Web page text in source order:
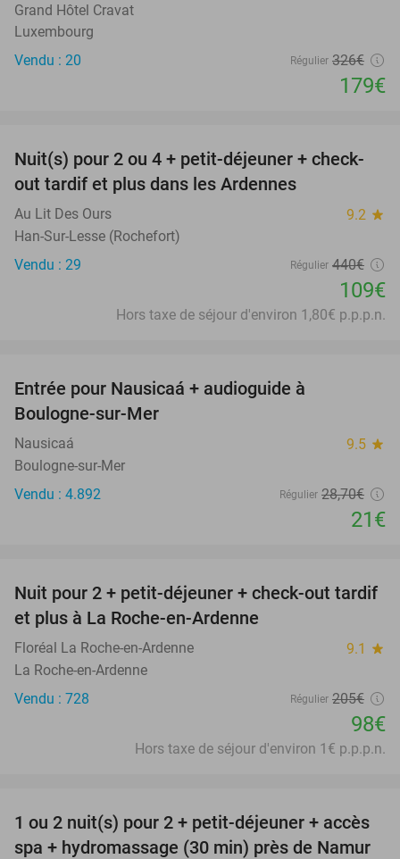
Grand Hôtel Cravat
Luxembourg
Vendu : 20
Régulier 326€
179€
75%
Nuit(s) pour 2 ou 4 + petit-déjeuner + check-
out tardif et plus dans les Ardennes
Au Lit Des Ours 9.2 star
Han-Sur-Lesse (Rochefort)
Vendu : 29
Régulier 440€
109€
Hors taxe de séjour d'environ 1,80€ p.p.p.n.
Entrée pour Nausicaá + audioguide à
Boulogne-sur-Mer
Nausicaá 9.5 star
Boulogne-sur-Mer
Vendu : 4.892
Régulier 28,70€
21€
52%
Nuit pour 2 + petit-déjeuner + check-out tardif
et plus à La Roche-en-Ardenne
Floréal La Roche-en-Ardenne 9.1 star
La Roche-en-Ardenne
Vendu : 728
Régulier 205€
98€
Hors taxe de séjour d'environ 1€ p.p.p.n.
30%
1 ou 2 nuit(s) pour 2 + petit-déjeuner + accès
spa + hydromassage (30 min) près de Namur